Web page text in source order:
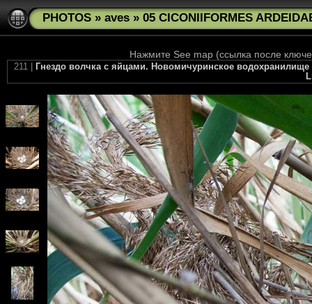
PHOTOS » aves » 05 CICONIIFORMES
Нажмите See map (ссылка после
211 |
Гнездо волчка с яйцами. Новомичуринское